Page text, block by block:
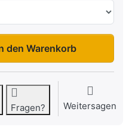
ISO zu 6.955,00 €,
den Warenkorb
Fragen? Weitersagen